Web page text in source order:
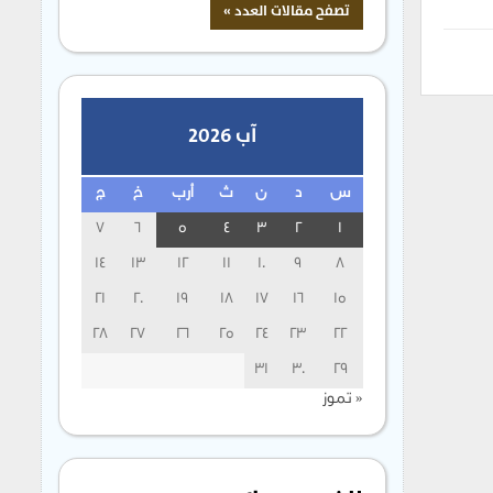
آب 2026
س د ن ث أرب خ ج
1
2
3
4
5
6
7
8
9
10
11
12
13
14
15
16
17
18
19
20
21
22
23
24
25
26
27
28
29
30
31
« تموز